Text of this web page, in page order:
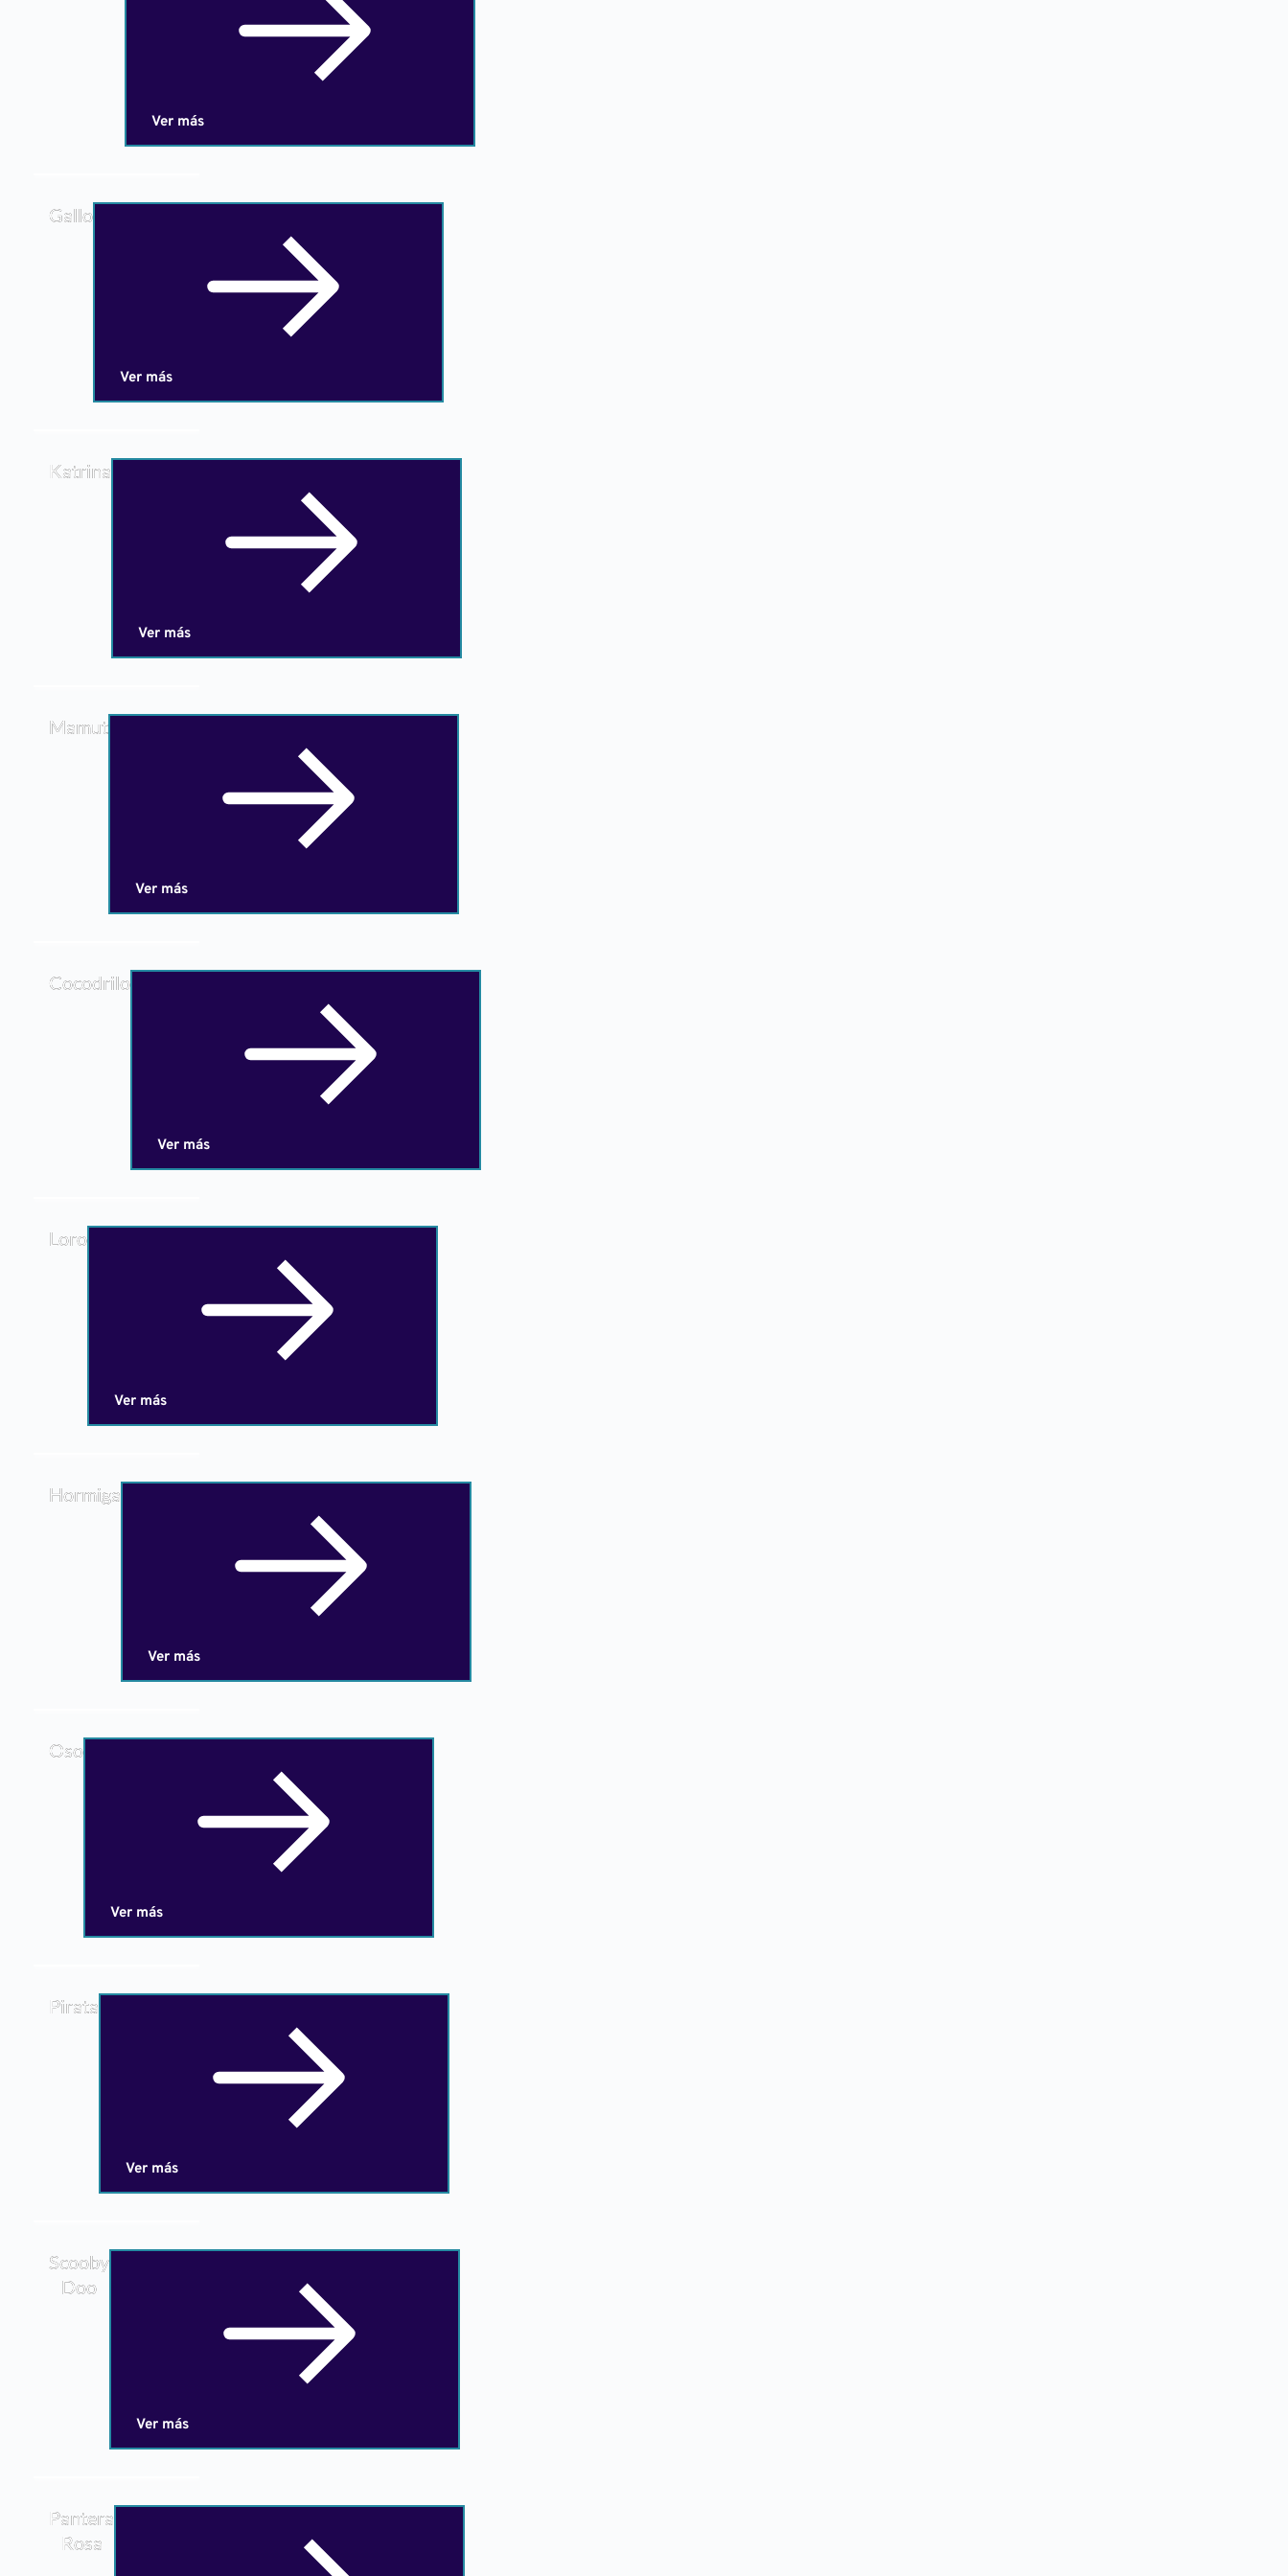
Ver más
Gallo
Ver más
Katrina
Ver más
Mamut
Ver más
Cocodrilo
Ver más
Loro
Ver más
Hormiga
Ver más
Oso
Ver más
Pirata
Ver más
Scooby
Doo
Ver más
Pantera
Rosa